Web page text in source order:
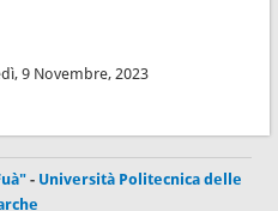
9 Novembre, 2023
- Università Politecnica delle